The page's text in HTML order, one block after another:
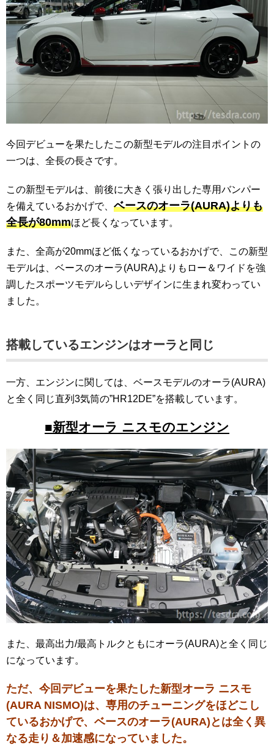
今回デビューを果たしたこの新型モデルの注目ポイントの
一つは、全長の長さです。
この新型モデルは、前後に大きく張り出した専用バンパー
を備えているおかげで、 ベースのオーラ(AURA)よりも
全長が80mmほど長くなっています。
また、全高が20mmほど低くなっているおかげで、この新型
モデルは、ベースのオーラ(AURA)よりもロー＆ワイドを強
調したスポーツモデルらしいデザインに生まれ変わってい
ました。
搭載しているエンジンはオーラと同じ
一方、エンジンに関しては、ベースモデルのオーラ(AURA)
と全く同じ直列3気筒の”HR12DE”を搭載しています。
■新型オーラ ニスモのエンジン
また、最高出力/最高トルクともにオーラ(AURA)と全く同じ
になっています。
ただ、今回デビューを果たした新型オーラ ニスモ
(AURA NISMO)は、専用のチューニングをほどこし
ているおかげで、ベースのオーラ(AURA)とは全く異
なる走り＆加速感になっていました。